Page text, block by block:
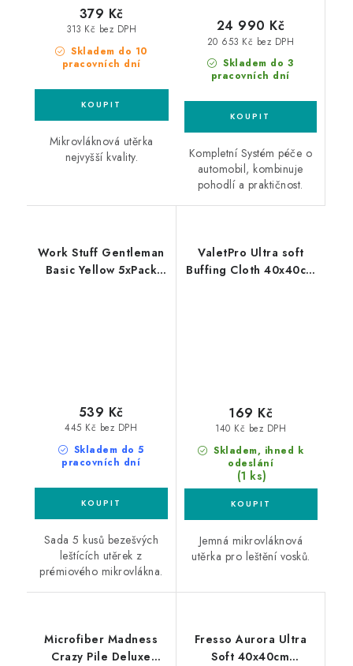
Skladem do 10
pracovních dní
313 Kč bez DPH
379 Kč
Mikrovláknová utěrka
nejvyšší kvality.
Skladem do 3
pracovních dní
20 653 Kč bez DPH
24 990 Kč
Kompletní Systém péče o
automobil, kombinuje
pohodlí a praktičnost.
Work Stuff Gentleman
Basic Yellow 5xPack
Skladem do 5
pracovních dní
445 Kč bez DPH
539 Kč
Sada 5 kusů bezešvých
leštících utěrek z
prémiového mikrovlákna.
ValetPro Ultra soft
Buffing Cloth 40x40cm
Skladem, ihned k
odeslání
(1 ks)
140 Kč bez DPH
169 Kč
Jemná mikrovláknová
utěrka pro leštění vosků.
Microfiber Madness
Crazy Pile Deluxe
Fresso Aurora Ultra
Soft 40x40cm